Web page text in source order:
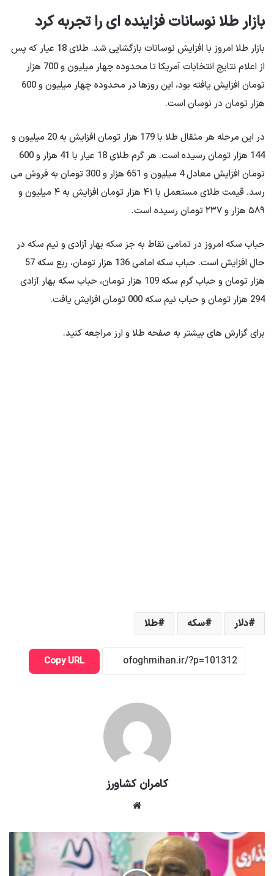
بازار طلا نوسانات فزاینده ای را تجربه کرد
بازار طلا امروز با افزایش نوسانات بازگشایی شد. طلای 18 عیار که پس
از اعلام نتایج انتخابات آمریکا تا محدوده چهار میلیون و 700 هزار
تومان افزایش یافته بود، این روزها در محدوده چهار میلیون و 600
هزار تومان در نوسان است.
در این مرحله هر مثقال طلا با 179 هزار تومان افزایش به 20 میلیون و
144 هزار تومان رسیده است. هر گرم طلای 18 عیار با 41 هزار و 600
تومان افزایش معادل 4 میلیون و 651 هزار و 300 تومان به فروش می
رسد. قیمت طلای مستعمل با ۴۱ هزار تومان افزایش به ۴ میلیون و
۵۸۹ هزار و ۲۳۷ تومان رسیده است.
حباب سکه امروز در تمامی نقاط به جز سکه بهار آزادی و نیم سکه در
حال افزایش است. حباب سکه امامی 136 هزار تومان، ربع سکه 57
هزار تومان و حباب گرم سکه 109 هزار تومان، حباب سکه بهار آزادی
294 هزار تومان و حباب نیم سکه 000 تومان افزایش یافت.
برای گزارش های بیشتر به صفحه طلا و ارز مراجعه کنید.
دلار سکه طلا
Copy URL
کامران کشاورز